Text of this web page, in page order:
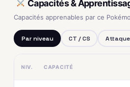
Capacités &
Capacités apprenables par ce
Par niveau CT / CS
NIV. CAPACITÉ